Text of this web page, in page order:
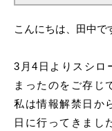
こんにちは、田中で
3月4日よりスシロ
まったのをご存じ
私は情報解禁日か
日に行ってきまし